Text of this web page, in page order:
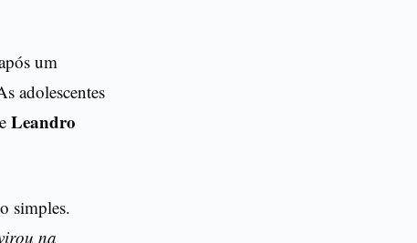
um
adolescentes
Leandro
simples.
na